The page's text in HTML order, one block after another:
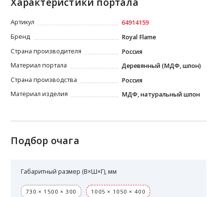
Артикул
64914159
Бренд
Royal Flame
Страна производителя
Россия
Материал портала
Деревянный (МДФ, шпон)
Страна производства
Россия
Материал изделия
МДФ, натуральный шпон
Подбор очага
Габаритный размер (В×Ш×Г), мм
730 × 1500 × 300 1005 × 1050 × 400